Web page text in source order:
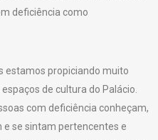
deficiência como
estamos propiciando muito
de cultura do Palácio.
com deficiência conheçam,
se sintam pertencentes e